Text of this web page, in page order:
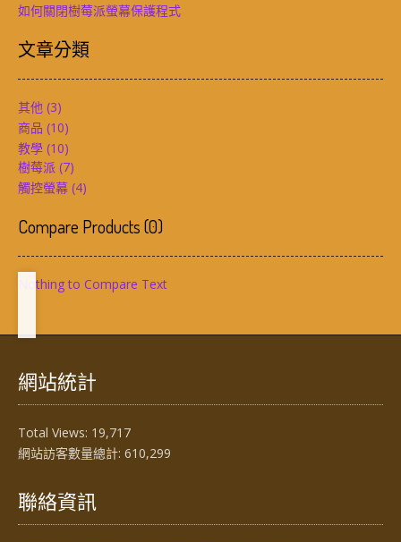
如何關閉樹莓派螢幕保護程式
文章分類
其他 (3)
商品 (10)
教學 (10)
樹莓派 (7)
觸控螢幕 (4)
Compare Products(0)
Nothing to Compare Text
網站統計
Total Views: 19,717
網站訪客數量總計: 610,299
聯絡資訊